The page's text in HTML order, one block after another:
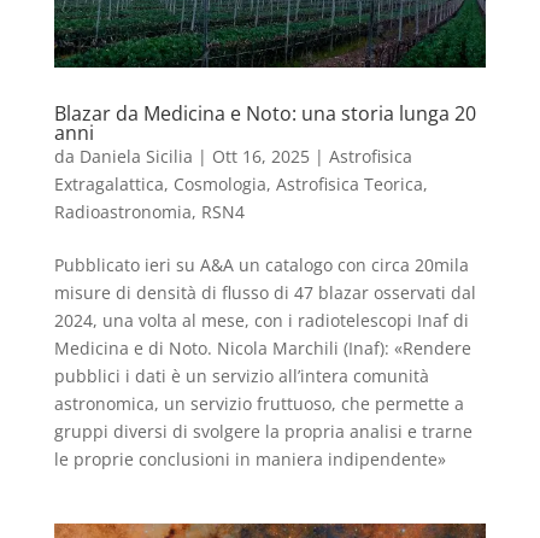
Blazar da Medicina e Noto: una storia lunga 20
anni
da Daniela Sicilia | Ott 16, 2025| Astrofisica
Extragalattica, Cosmologia, Astrofisica Teorica,
Radioastronomia, RSN4
Pubblicato ieri su A&A un catalogo con circa 20mila
misure di densità di flusso di 47 blazar osservati dal
2024, una volta al mese, con i radiotelescopi Inaf di
Medicina e di Noto. Nicola Marchili (Inaf): «Rendere
pubblici i dati è un servizio all’intera comunità
astronomica, un servizio fruttuoso, che permette a
gruppi diversi di svolgere la propria analisi e trarne
le proprie conclusioni in maniera indipendente»